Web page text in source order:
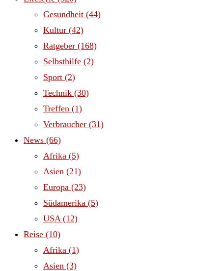
Gesundheit (44)
Kultur (42)
Ratgeber (168)
Selbsthilfe (2)
Sport (2)
Technik (30)
Treffen (1)
Verbraucher (31)
News (66)
Afrika (5)
Asien (21)
Europa (23)
Südamerika (5)
USA (12)
Reise (10)
Afrika (1)
Asien (3)